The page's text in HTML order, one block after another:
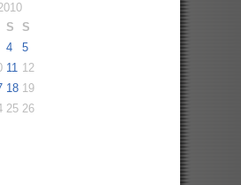
S
S
4
5
11 12
18 19
25 26